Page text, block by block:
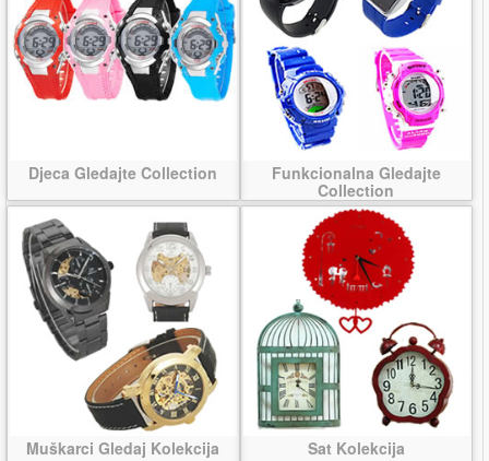
Djeca Gledajte Collection
Funkcionalna Gledajte
Collection
Muškarci Gledaj Kolekcija Sat Kolekcija